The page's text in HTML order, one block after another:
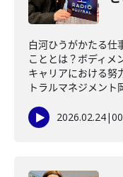
白河ひうがかたる仕
こととは？ボディメ
キャリアにおける努
トラルマネジメント
2026.02.24|